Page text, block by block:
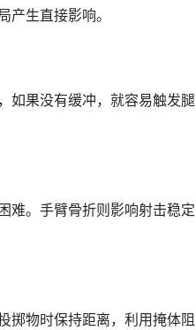
生直接影响。
如果没有缓冲，就容易触发腿
难。手臂骨折则影响射击稳定
掷物时保持距离，利用掩体阻